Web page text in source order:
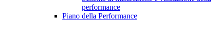
performance
Piano della Performance